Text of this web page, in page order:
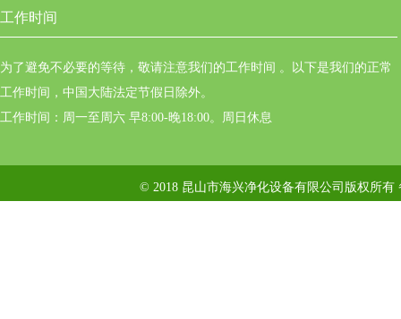
工作时间
为了避免不必要的等待，敬请注意我们的工作时间 。以下是我们的正常
工作时间，中国大陆法定节假日除外。
工作时间：周一至周六 早8:00-晚18:00。周日休息
© 2018 昆山市海兴净化设备有限公司版权所有